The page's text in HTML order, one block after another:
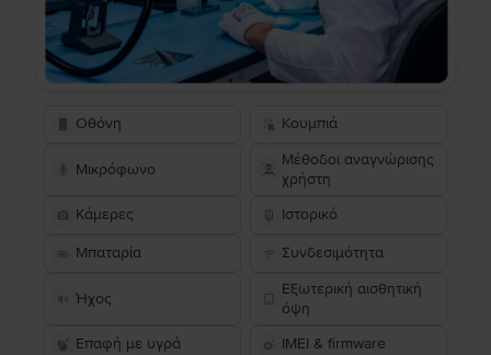
Οθόνη Κουμπιά
Μικρόφωνο
Μέθοδοι αναγνώρισης
χρήστη
Κάμερες
Ιστορικό
Μπαταρία Συνδεσιμότητα
Ήχος
Εξωτερική αισθητική
όψη
Επαφή με υγρά
IMEI & firmware